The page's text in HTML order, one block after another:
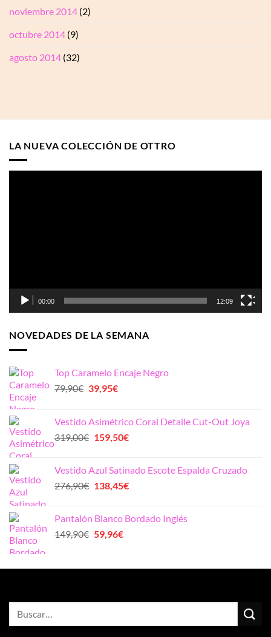
noviembre 2014 (2)
octubre 2014 (9)
agosto 2014 (32)
LA NUEVA COLECCIÓN DE OTTRO
00:00 12:09
NOVEDADES DE LA SEMANA
Top Caramelo Encaje Negro
79,90€ El
era:
79,90€.
39,95€El
es:
39,95€.
Vestido Asimétrico Coral Detalle Cut-Out Joya
319,00€ El
era:
319,00€.
159,50€El
es:
159,50€.
Vestido Azul Satinado Escote Espalda Cruzado
276,90€ El
era:
276,90€.
138,45€El
es:
Pantalón Blanco Bordado Inglés
149,90€ El
era:
59,96€El
es: